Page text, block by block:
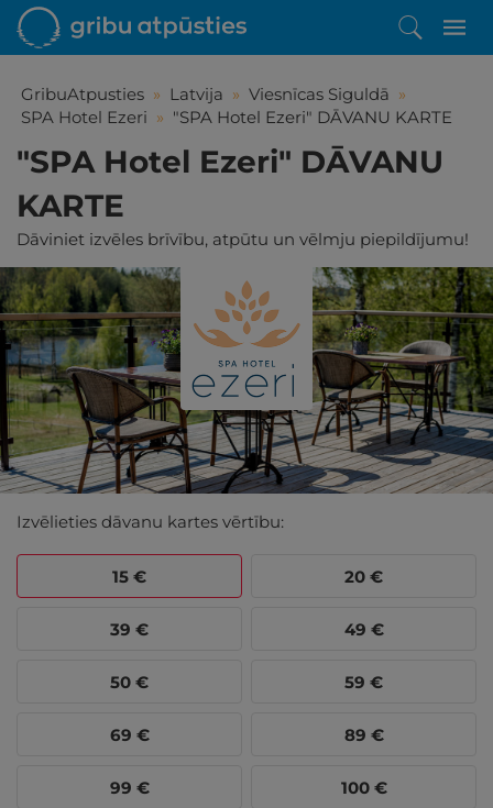
GribuAtpusties » Latvija » Viesnīcas Siguldā »
SPA Hotel Ezeri » "SPA Hotel Ezeri" DĀVANU KARTE
"SPA Hotel Ezeri" DĀVANU
KARTE
Dāviniet izvēles brīvību, atpūtu un vēlmju piepildījumu!
Izvēlieties dāvanu kartes vērtību:
15 € 20 €
39 € 49 €
50 € 59 €
69 € 89 €
99 € 100 €